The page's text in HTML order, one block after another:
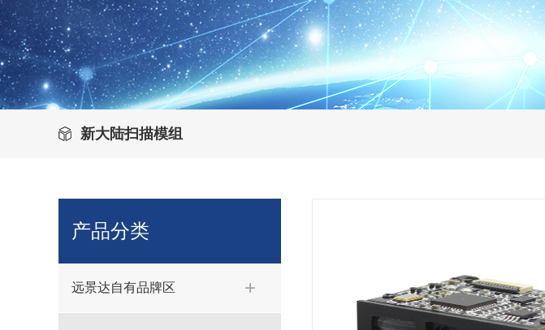
新大陆扫描模组
产品分类
远景达自有品牌区